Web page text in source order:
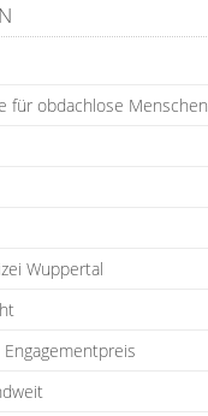
für obdachlose Menschen
Wuppertal